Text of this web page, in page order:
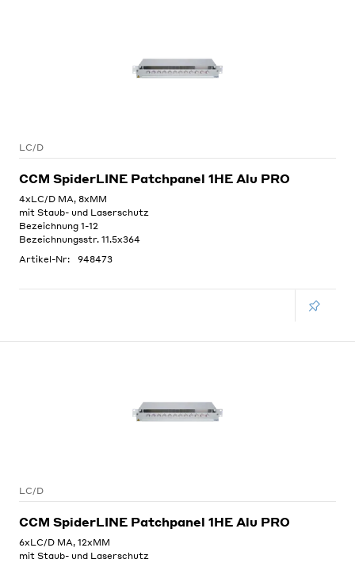
LC/D
CCM SpiderLINE Patchpanel 1HE Alu PRO
4xLC/D MA, 8xMM
mit Staub- und Laserschutz
Bezeichnung 1-12
Bezeichnungsstr. 11.5x364
Artikel-Nr:
948473
LC/D
CCM SpiderLINE Patchpanel 1HE Alu PRO
6xLC/D MA, 12xMM
mit Staub- und Laserschutz